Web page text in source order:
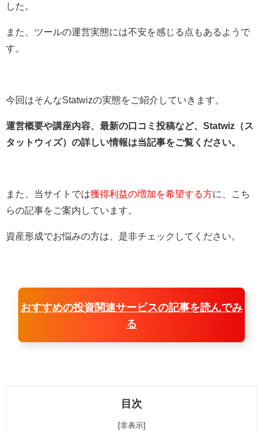
した。
また、ツールの運営実態には不安を感じる点もあるようで
す。
今回はそんなStatwizの実態をご紹介していきます。
運営概要や講座内容、最新の口コミ投稿など、Statwiz（ス
タットウィズ）の詳しい情報は当記事をご覧ください。
また、当サイトでは獲得利益の増加を希望する方に、こち
らの記事をご案内しています。
資産形成でお悩みの方は、是非チェックしてください。
おすすめの投資関連サービスの記事を読んでみ
る
目次
[非表示]